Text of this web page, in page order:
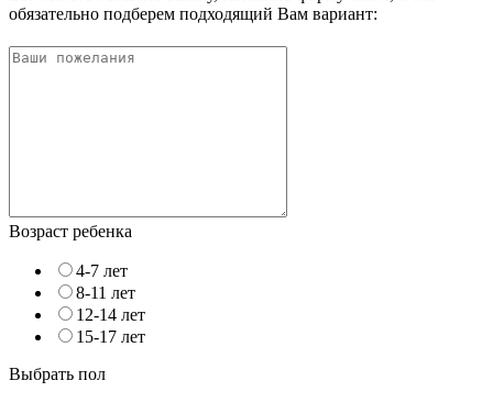
обязательно подберем подходящий Вам вариант:
Возраст ребенка
4-7 лет
8-11 лет
12-14 лет
15-17 лет
Выбрать пол